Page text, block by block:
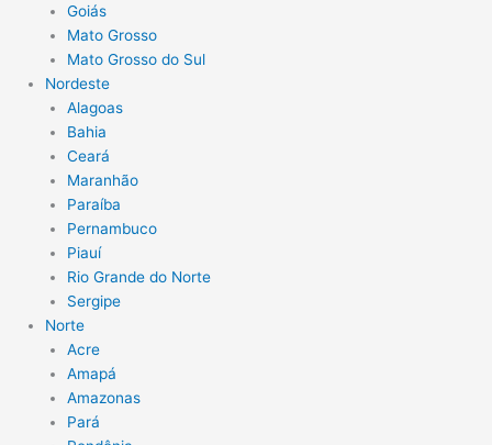
Goiás
Mato Grosso
Mato Grosso do Sul
Nordeste
Alagoas
Bahia
Ceará
Maranhão
Paraíba
Pernambuco
Piauí
Rio Grande do Norte
Sergipe
Norte
Acre
Amapá
Amazonas
Pará